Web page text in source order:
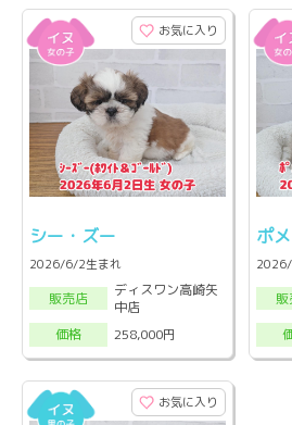
お気に入り
シー・ズー
2026/6/2生まれ
販売店
ディスワン高崎矢
中店
価格
258,000円
ポ
お気に入り